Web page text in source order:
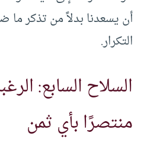
أن يسعدنا بدلاً من تذكر ما
التكرار.
السلاح السابع:
منتصرًا بأي ثمن